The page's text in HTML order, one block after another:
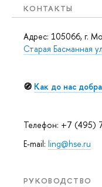
КОНТАКТЫ
Адрес: 105066, г.
Старая Басманная
🧭 Как до нас
Телефон: +7 (495)
E-mail: ling@hse.ru
РУКОВОДСТВО